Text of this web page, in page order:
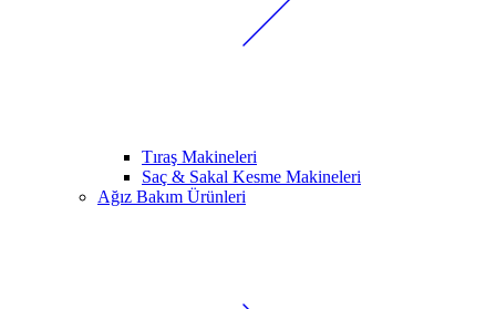
Tıraş Makineleri
Saç & Sakal Kesme Makineleri
Ağız Bakım Ürünleri